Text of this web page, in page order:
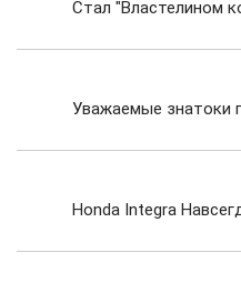
Стал "Властелином
Уважаемые знатоки
Honda Integra